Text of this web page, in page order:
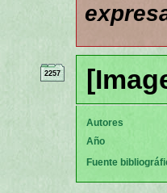
2257
Autores
Año
Fuente